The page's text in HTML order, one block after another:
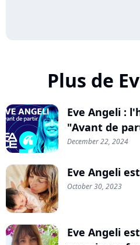
Plus de
Eve Angeli :
"Avant de
December 22, 2024
Eve Angeli
October 30, 2023
Eve Angeli